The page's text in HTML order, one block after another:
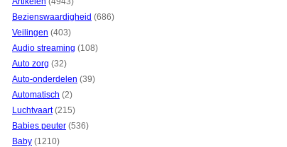
Bezienswaardigheid (686)
Veilingen (403)
Audio streaming (108)
Auto zorg (32)
Auto-onderdelen (39)
Automatisch (2)
Luchtvaart(215)
Babies peuter (536)
Baby (1210)